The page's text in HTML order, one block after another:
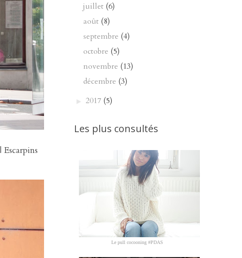
| Escarpins
juillet (6)
août (8)
septembre (4)
octobre (5)
novembre (13)
décembre (3)
► 2017 (5)
Les plus consultés
Le pull cocooning #PDAS